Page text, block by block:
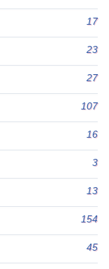
17
23
27
107
16
3
13
154
45